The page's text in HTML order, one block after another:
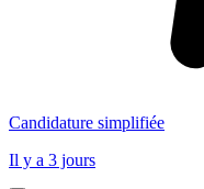
Candidature simplifiée
Il y a 3 jours